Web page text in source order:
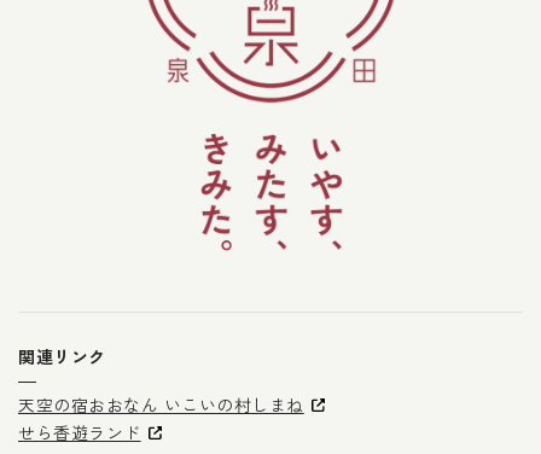
関連リンク
天空の宿おおなん いこいの村しまね
せら香遊ランド